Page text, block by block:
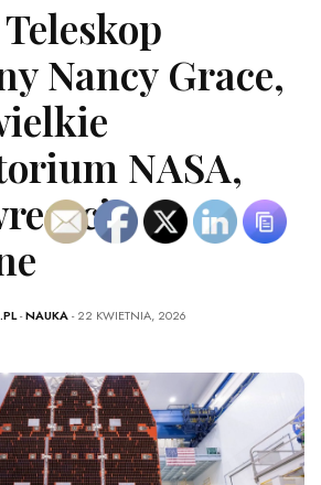
Nancy Grace,
NASA,
-NAUKA- 22 KWIETNIA, 2026